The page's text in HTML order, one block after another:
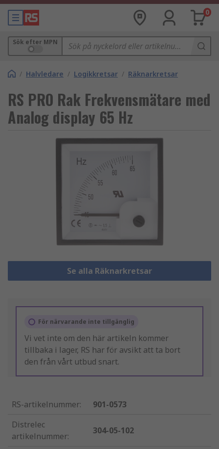
0
Sök efter MPN
/ Halvledare / Logikkretsar / Räknarkretsar
RS PRO Rak Frekvensmätare med
Analog display 65 Hz
Se alla Räknarkretsar
För närvarande inte tillgänglig
Vi vet inte om den här artikeln kommer
tillbaka i lager, RS har för avsikt att ta bort
den från vårt utbud snart.
RS-artikelnummer:
901-0573
Distrelec
artikelnummer:
304-05-102